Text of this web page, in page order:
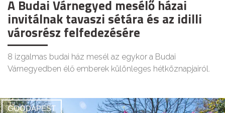
A Budai Várnegyed mesélő házai
invitálnak tavaszi sétára és az idilli
városrész felfedezésére
8 izgalmas budai ház mesél az egykor a Budai
Várnegyedben élő emberek különleges hétköznapjairól.
GOODAPEST